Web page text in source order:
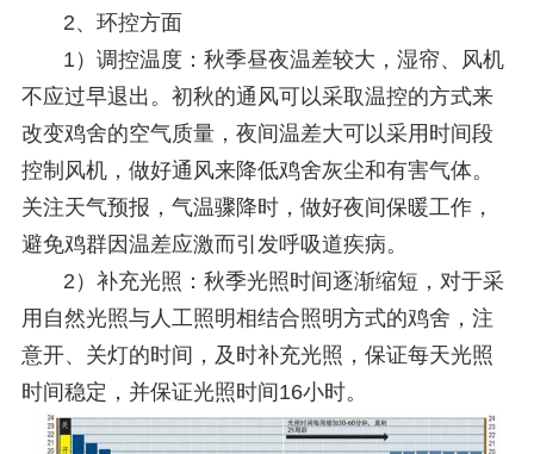
2、环控方面
1）调控温度：秋季昼夜温差较大，湿帘、风机
不应过早退出。初秋的通风可以采取温控的方式来
改变鸡舍的空气质量，夜间温差大可以采用时间段
控制风机，做好通风来降低鸡舍灰尘和有害气体。
关注天气预报，气温骤降时，做好夜间保暖工作，
避免鸡群因温差应激而引发呼吸道疾病。
2）补充光照：秋季光照时间逐渐缩短，对于采
用自然光照与人工照明相结合照明方式的鸡舍，注
意开、关灯的时间，及时补充光照，保证每天光照
时间稳定，并保证光照时间16小时。